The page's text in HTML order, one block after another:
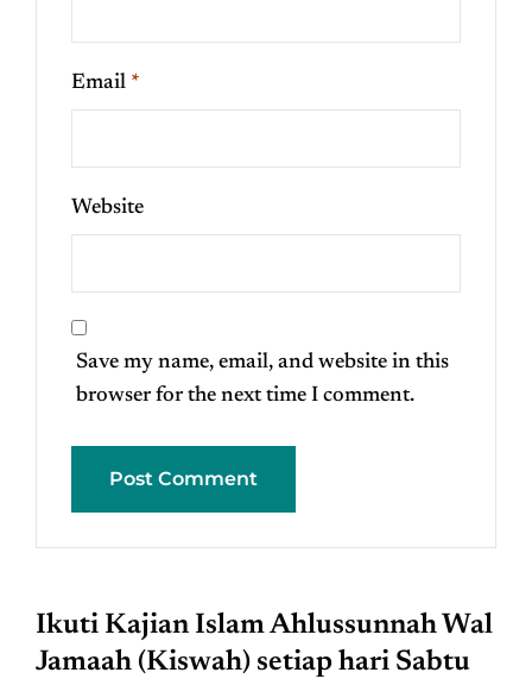
Email *
Website
Save my name, email, and website in this
browser for the next time I comment.
Ikuti Kajian Islam Ahlussunnah Wal
Jamaah (Kiswah) setiap hari Sabtu